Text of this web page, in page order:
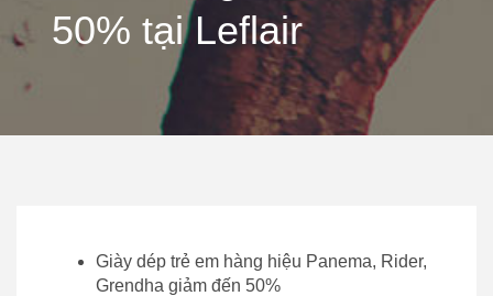
50% tại Leflair
Giày dép trẻ em hàng hiệu Panema, Rider,
Grendha giảm đến 50%